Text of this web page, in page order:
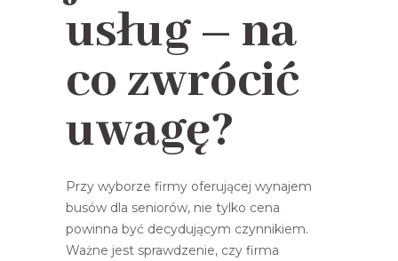
usług – na
co zwrócić
uwagę?
Przy wyborze firmy oferującej wynajem
busów dla seniorów, nie tylko cena
powinna być decydującym czynnikiem.
Ważne jest sprawdzenie, czy firma